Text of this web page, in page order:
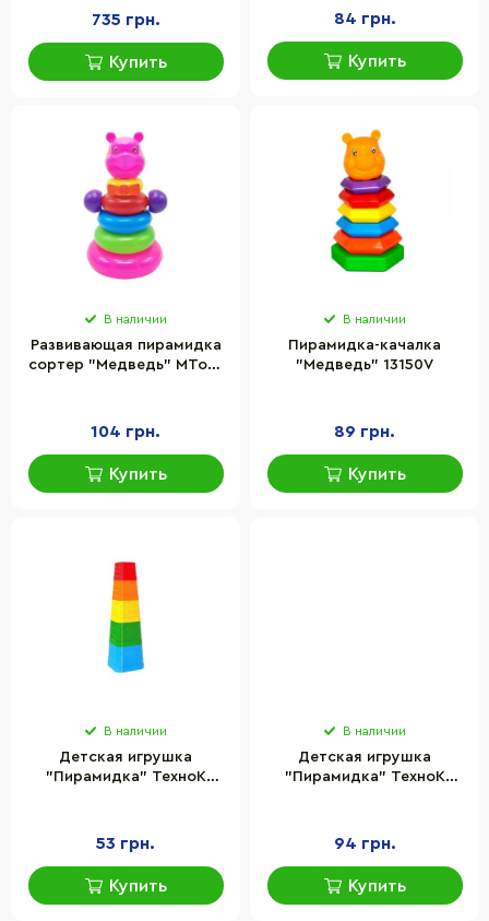
735 грн.
Купить
84 грн.
Купить
В наличии
Развивающая пирамидка
сортер "Медведь" MToys
104 грн.
Купить
В наличии
Пирамидка-качалка
"Медведь" 13150V
89 грн.
Купить
В наличии
Детская игрушка
"Пирамидка" ТехноК
53 грн.
Купить
В наличии
Детская игрушка
"Пирамидка" ТехноК
94 грн.
Купить